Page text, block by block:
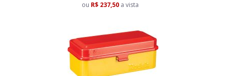
ou R$ 237,50 a vista